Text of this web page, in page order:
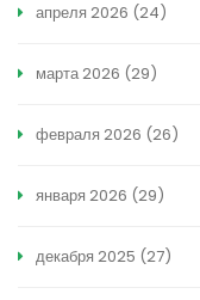
апреля 2026 (24)
марта 2026 (29)
февраля 2026 (26)
января 2026 (29)
декабря 2025 (27)